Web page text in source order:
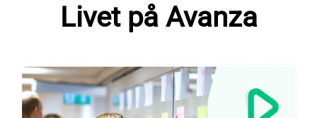
Livet på Avanza